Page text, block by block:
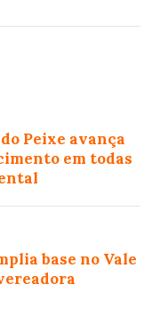
Peixe avança
em todas
base no Vale